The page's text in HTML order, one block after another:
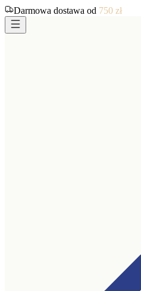
Darmowa dostawa od 750 zł